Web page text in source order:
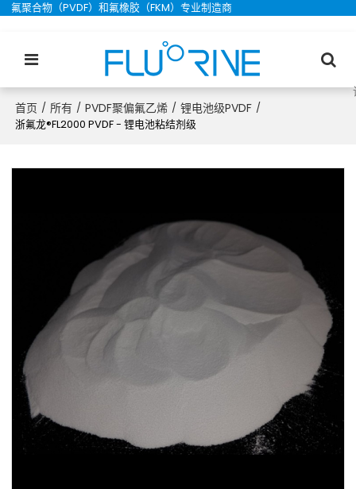
氟聚合物（PVDF）和氟橡胶（FKM）专业制造商
首页 / 所有 / PVDF聚偏氟乙烯 / 锂电池级PVDF /
浙氟龙®FL2000 PVDF - 锂电池粘结剂级